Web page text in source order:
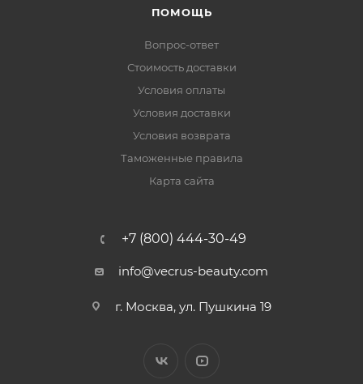
ПОМОЩЬ
Вопрос-ответ
Стоимость доставки
Условия оплаты
Условия доставки
Условия возврата
Таможенные правила
Карта сайта
+7 (800) 444-30-49
info@vecrus-beauty.com
г. Москва, ул. Пушкина 19